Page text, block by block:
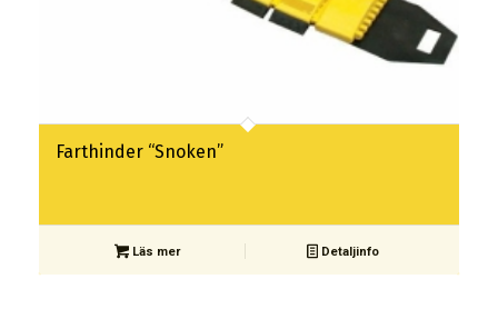
Farthinder “Snoken”
Läs mer Detaljinfo